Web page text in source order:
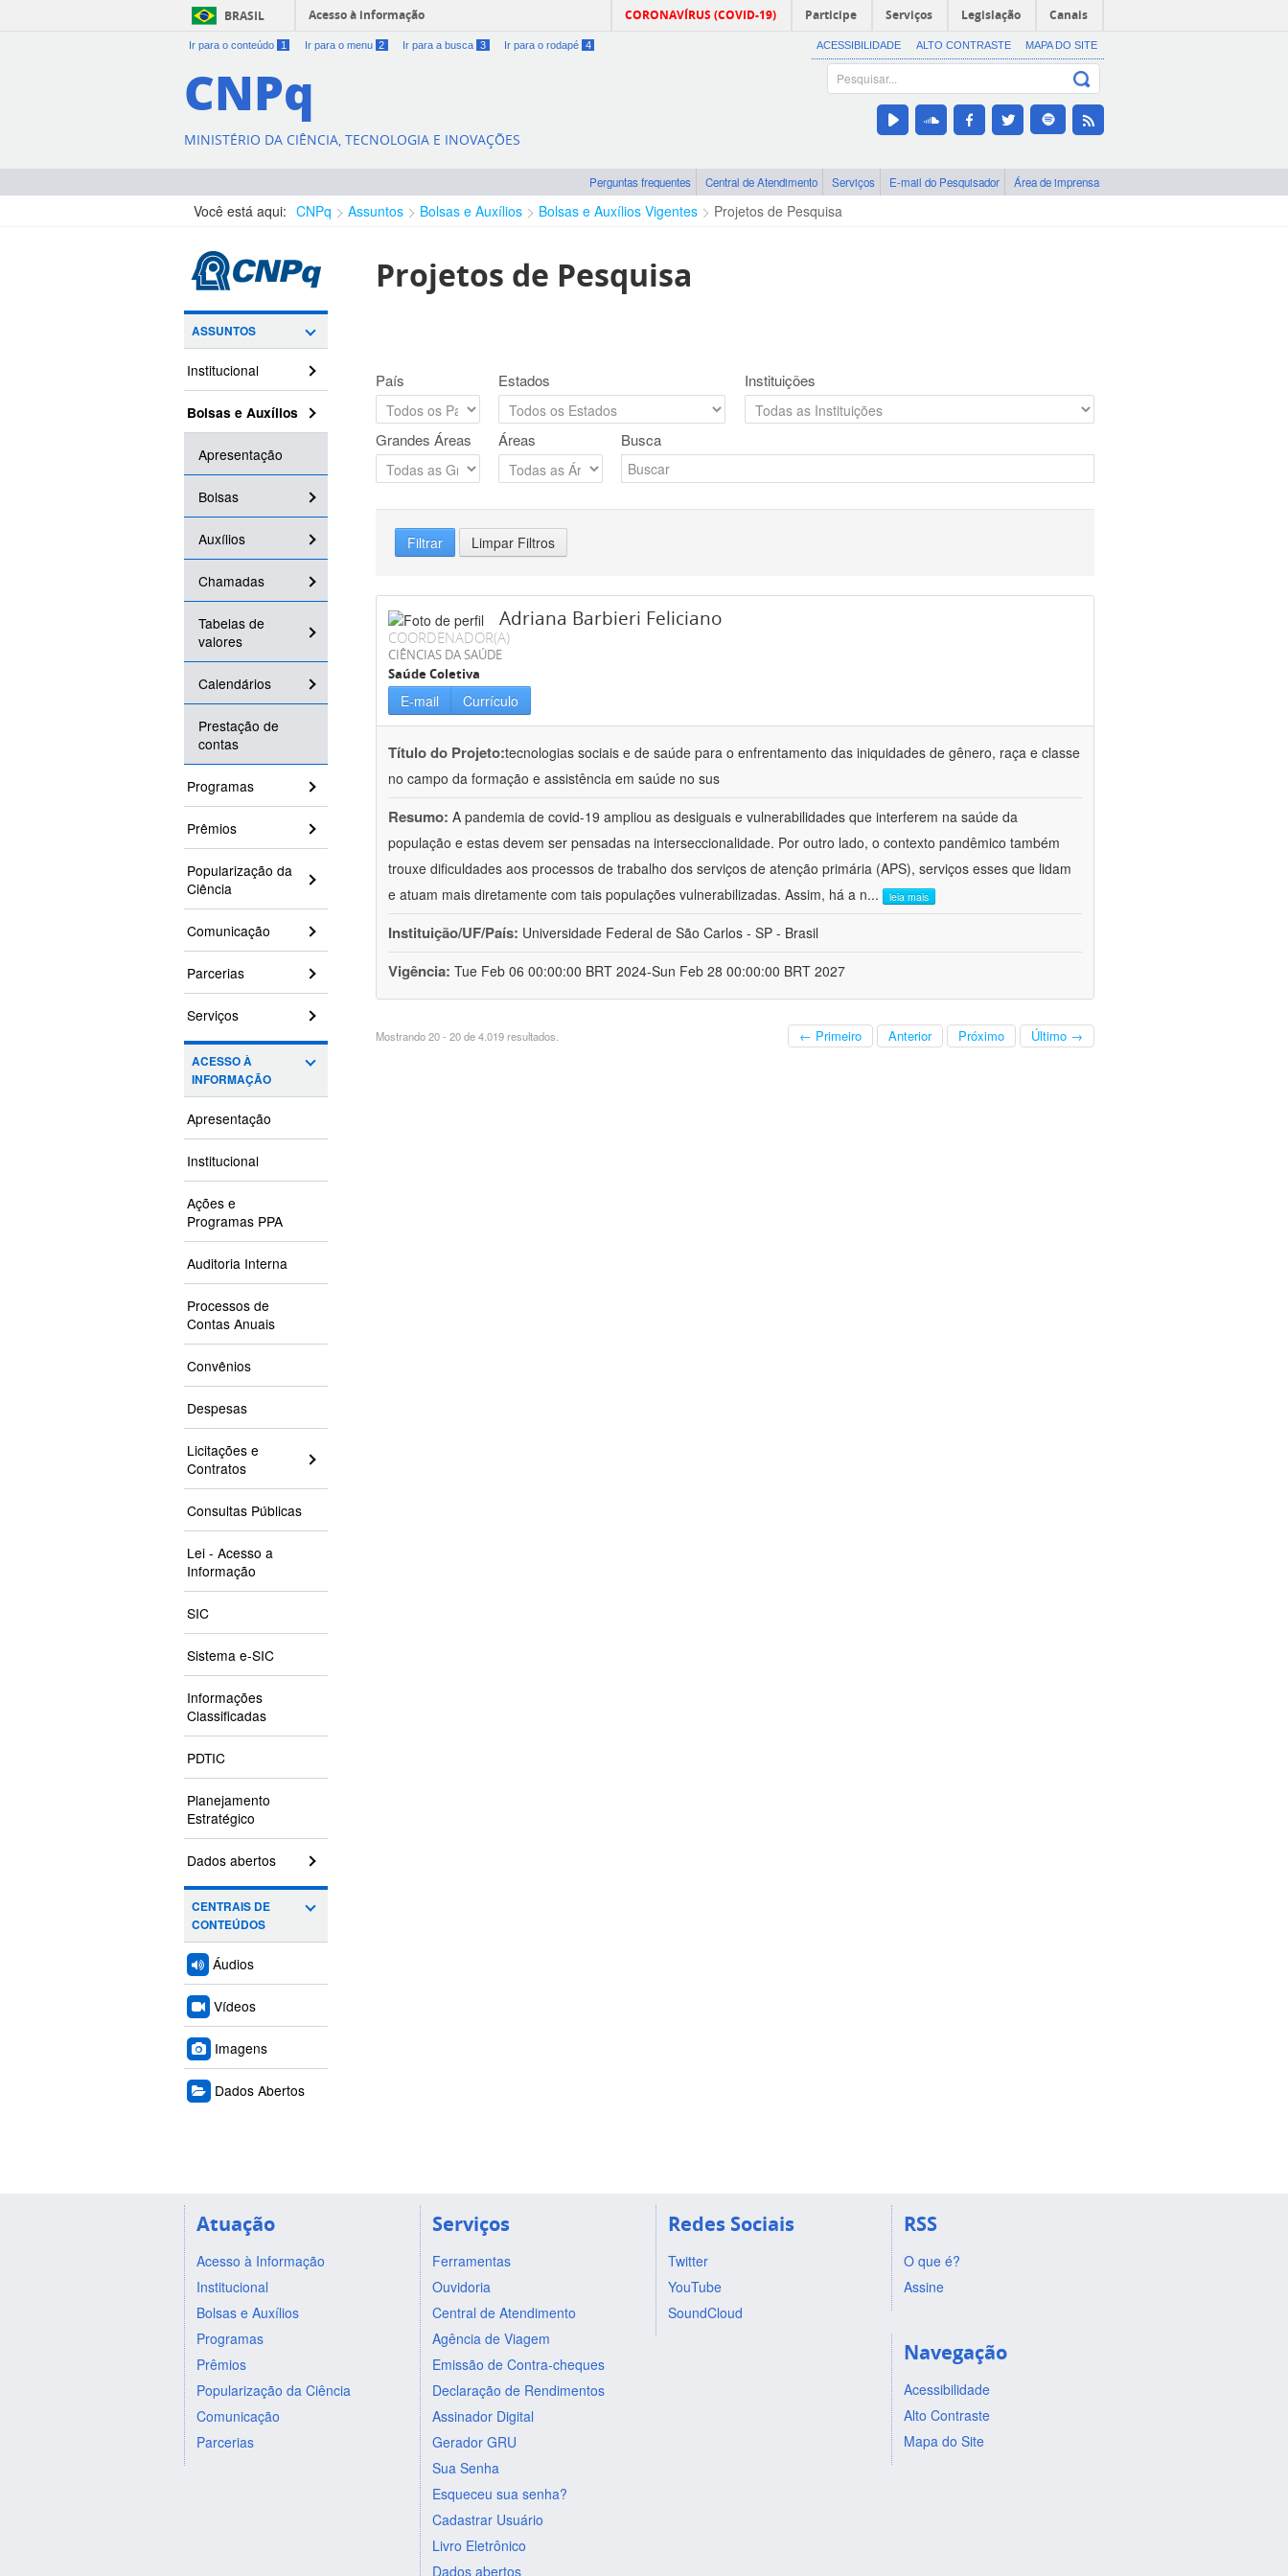
BRASIL Acesso à informação CORONAVÍRUS (COVID-19) Participe Serviços Legislação Canais
Ir para o conteúdo 1 Ir para o menu 2 Ir para a busca 3 Ir para o rodapé 4 ACESSIBILIDADE ALTO CONTRASTE MAPA DO SITE
CNPq
MINISTÉRIO DA CIÊNCIA, TECNOLOGIA E INOVAÇÕES
Perguntas frequentes Central de Atendimento Serviços E-mail do Pesquisador Área de imprensa
Você está aqui: CNPq Assuntos Bolsas e Auxílios Bolsas e Auxílios Vigentes Projetos de Pesquisa
ASSUNTOS
Institucional
Bolsas e Auxílios
Apresentação
Bolsas
Auxílios
Chamadas
Tabelas de
valores
Calendários
Prestação de
contas
Programas
Prêmios
Popularização da
Ciência
Comunicação
Parcerias
Serviços
ACESSO À
INFORMAÇÃO
Apresentação
Institucional
Ações e
Programas PPA
Auditoria Interna
Processos de
Contas Anuais
Convênios
Despesas
Licitações e
Contratos
Consultas Públicas
Lei - Acesso a
Informação
SIC
Sistema e-SIC
Informações
Classificadas
PDTIC
Planejamento
Estratégico
Dados abertos
CENTRAIS DE
CONTEÚDOS
Áudios
Vídeos
Imagens
Dados Abertos
Projetos de Pesquisa
País Estados Instituições
Grandes Áreas Áreas Busca
Filtrar Limpar Filtros
Adriana Barbieri Feliciano
COORDENADOR(A)
CIÊNCIAS DA SAÚDE
Saúde Coletiva
E-mail Currículo
Título do Projeto:tecnologias sociais e de saúde para o enfrentamento das iniquidades de gênero, raça e classe
no campo da formação e assistência em saúde no sus
Resumo: A pandemia de covid-19 ampliou as desiguais e vulnerabilidades que interferem na saúde da
população e estas devem ser pensadas na interseccionalidade. Por outro lado, o contexto pandêmico também
trouxe dificuldades aos processos de trabalho dos serviços de atenção primária (APS), serviços esses que lidam
e atuam mais diretamente com tais populações vulnerabilizadas. Assim, há a n... leia mais
Instituição/UF/País: Universidade Federal de São Carlos - SP - Brasil
Vigência: Tue Feb 06 00:00:00 BRT 2024-Sun Feb 28 00:00:00 BRT 2027
Mostrando 20 - 20 de 4.019 resultados. ← Primeiro Anterior Próximo Último →
Atuação
Acesso à Informação
Institucional
Bolsas e Auxílios
Programas
Prêmios
Popularização da Ciência
Comunicação
Parcerias
Serviços
Ferramentas
Ouvidoria
Central de Atendimento
Agência de Viagem
Emissão de Contra-cheques
Declaração de Rendimentos
Assinador Digital
Gerador GRU
Sua Senha
Esqueceu sua senha?
Cadastrar Usuário
Livro Eletrônico
Dados abertos
Redes Sociais
Twitter
YouTube
SoundCloud
RSS
O que é?
Assine
Navegação
Acessibilidade
Alto Contraste
Mapa do Site